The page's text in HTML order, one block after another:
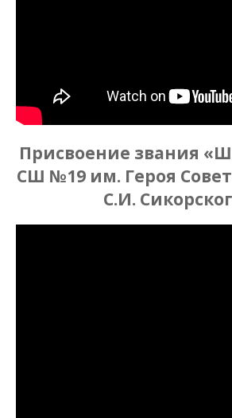
Присвоение звания
СШ №19 им. Героя
С.И.